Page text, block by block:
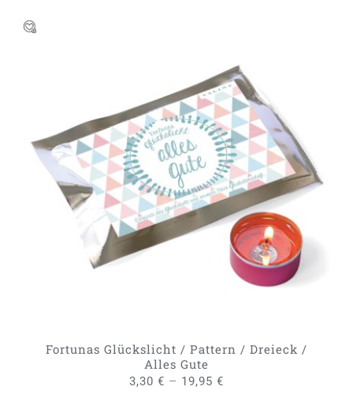
AUSFÜHRUNG WÄHLEN DIESES
PRODUKT
WEIST
MEHRERE
VARIANTEN
AUF.
DIE
OPTIONEN
KÖNNEN
GEWÄHLT
/
DETAILS
Fortunas Glückslicht / Pattern / Dreieck /
Alles Gute
3,30 € – 19,95 €